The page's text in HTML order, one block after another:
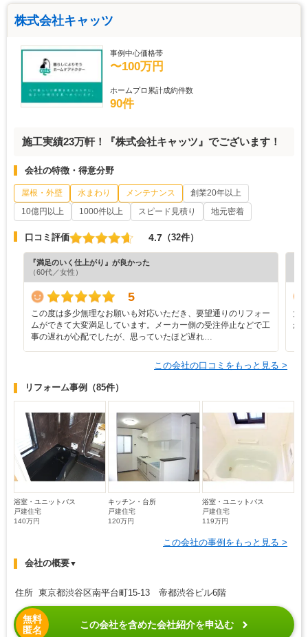
株式会社キャッツ
事例中心価格帯
〜100万円
ホームプロ累計成約件数
90件
施工実績23万軒！『株式会社キャッツ』でございます！
会社の特徴・得意分野
屋根・外壁 水まわり メンテナンス
創業20年以上
10億円以上
1000件以上 スピード見積り 地元密着
口コミ評価 4.7 （32件）
『満足のいく仕上がり』が良かった
（60代／女性）
5
この度は多少無理なお願いも対応いただき、要望通りのリフォー
ムができて大変満足しています。メーカー側の受注停止などで工
事の遅れが心配でしたが、思っていたほど遅れ…
大
か
この会社の口コミをもっと見る >
リフォーム事例 （85件）
浴室・ユニットバス
戸建住宅
140万円
キッチン・台所
戸建住宅
120万円
浴室・ユニットバス
戸建住宅
119万円
この会社の事例をもっと見る >
会社の概要▼
住所 東京都渋谷区南平台町15-13 帝都渋谷ビル6階
無料
匿名
この会社を含めた会社紹介を申込む